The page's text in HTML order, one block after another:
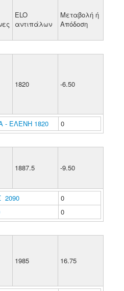
ELO
αντιπάλων
Μεταβολή ή
Απόδοση
1820 -6.50
- ΕΛΕΝΗ 1820 0
1887.5 -9.50
0
0
1985 16.75